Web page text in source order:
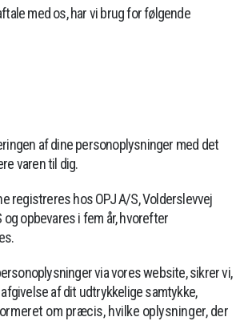
med os, har vi brug for følgende
af dine personoplysninger med det
varen til dig.
registreres hos OPJ A/S, Volderslevvej
og opbevares i fem år, hvorefter
via vores website, sikrer vi,
af dit udtrykkelige samtykke,
om præcis, hvilke oplysninger, der